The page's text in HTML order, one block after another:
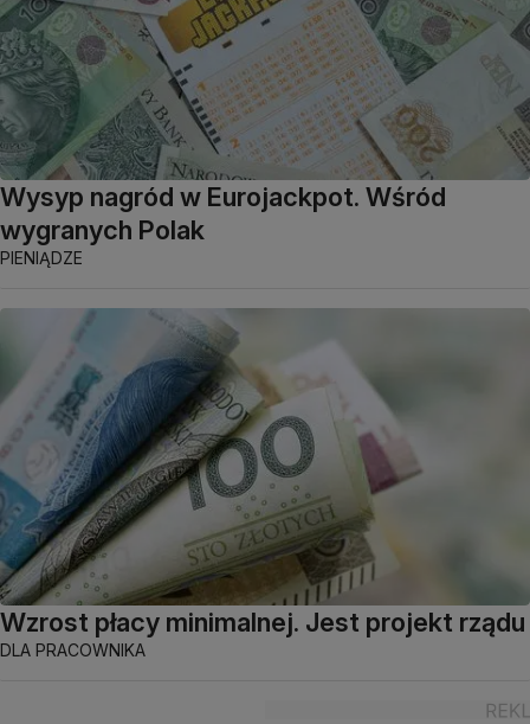
Wysyp nagród w Eurojackpot. Wśród
wygranych Polak
PIENIĄDZE
Wzrost płacy minimalnej. Jest projekt rządu
DLA PRACOWNIKA